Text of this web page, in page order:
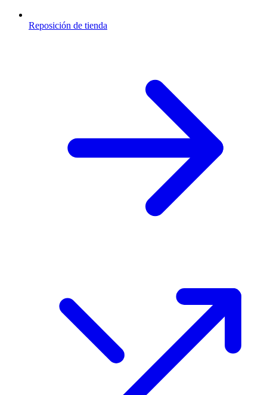
Reposición de tienda